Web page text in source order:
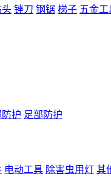
头 锉刀 钢锯 梯子 五金
护 足部防护
电动工具 除害虫用灯 其